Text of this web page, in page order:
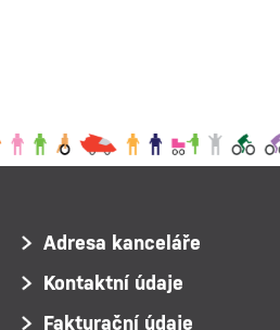
Adresa kanceláře
Kontaktní údaje
Fakturační údaje